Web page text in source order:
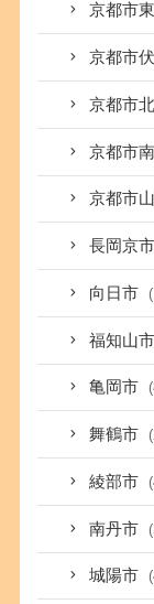
京都市
京都市
京都市
京都市
京都市
長岡京市
向日市
福知山市
亀岡市
舞鶴市
綾部市
南丹市
城陽市